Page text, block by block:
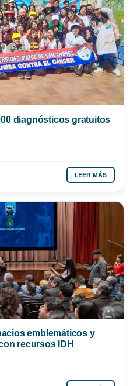
diagnósticos gratuitos
LEER MÁS
emblemáticos y
recursos IDH